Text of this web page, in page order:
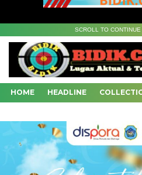
SCROLL TO
HOME HEADLINE